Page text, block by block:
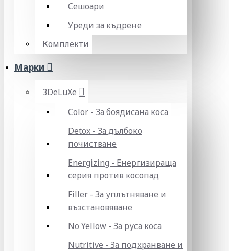
Сешоари
Уреди за къдрене
Комплекти
Марки
3DeLuXe
Color - За боядисана коса
Detox - За дълбоко
почистване
Energizing - Енергизираща
серия против косопад
Filler - За уплътняване и
възстановяване
No Yellow - За руса коса
Nutritive - За подхранване и